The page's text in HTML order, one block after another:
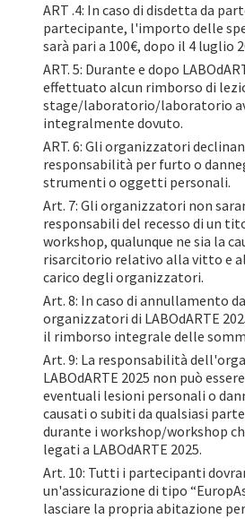
ART .4: In caso di disdetta da
partecipante, l'importo delle
sarà pari a 100€, dopo il 4 luglio
ART. 5: Durante e dopo
effettuato alcun rimborso di
stage/laboratorio/laboratorio
integralmente dovuto.
ART. 6: Gli organizzatori
responsabilità per furto o
strumenti o oggetti personali.
Art. 7: Gli organizzatori non
responsabili del recesso di un
workshop, qualunque ne sia la
risarcitorio relativo alla vitto e
carico degli organizzatori.
Art. 8: In caso di annullamento
organizzatori di LABOdARTE
il rimborso integrale delle
Art. 9: La responsabilità
LABOdARTE 2025 non può
eventuali lesioni personali o
causati o subiti da qualsiasi
durante i workshop/workshop
legati a LABOdARTE 2025.
Art. 10: Tutti i partecipanti
un'assicurazione di tipo
lasciare la propria abitazione per